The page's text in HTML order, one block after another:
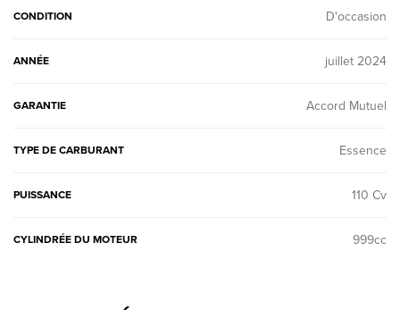
CONDITION D'occasion
ANNÉE juillet 2024
GARANTIE Accord Mutuel
TYPE DE CARBURANT Essence
PUISSANCE 110 Cv
CYLINDRÉE DU MOTEUR 999cc